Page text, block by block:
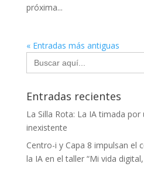
próxima...
« Entradas más antiguas
Buscar:
Entradas recientes
La Silla Rota: La IA timada
inexistente
Centro-i y Capa 8 impulsan el
la IA en el taller “Mi vida